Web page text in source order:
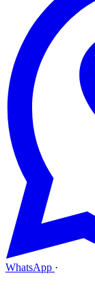
WhatsApp ·